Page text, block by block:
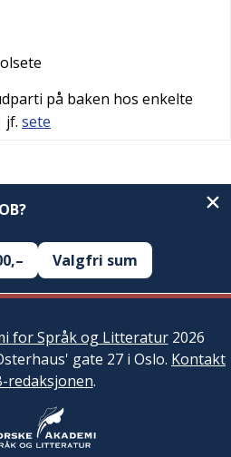
på baken hos enkelte
jf. sete
Valgfri sum
for Språk og Litteratur2026
gate 27 i Oslo. Kontakt
redaksjonen.